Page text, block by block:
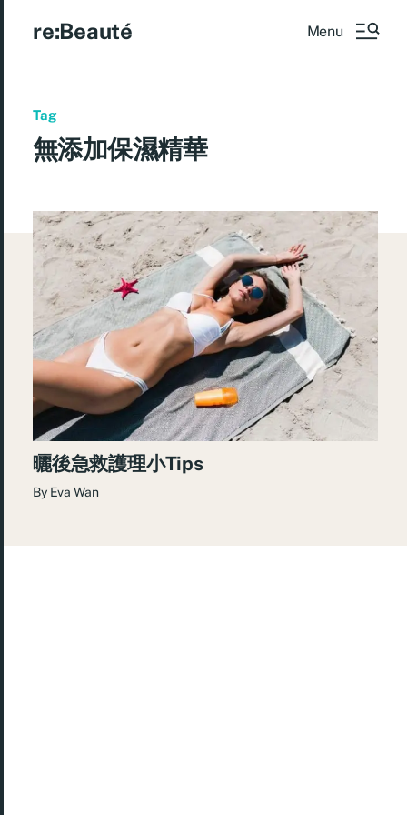
re:Beauté Menu
Tag
無添加保濕精華
曬後急救護理小Tips
By Eva Wan